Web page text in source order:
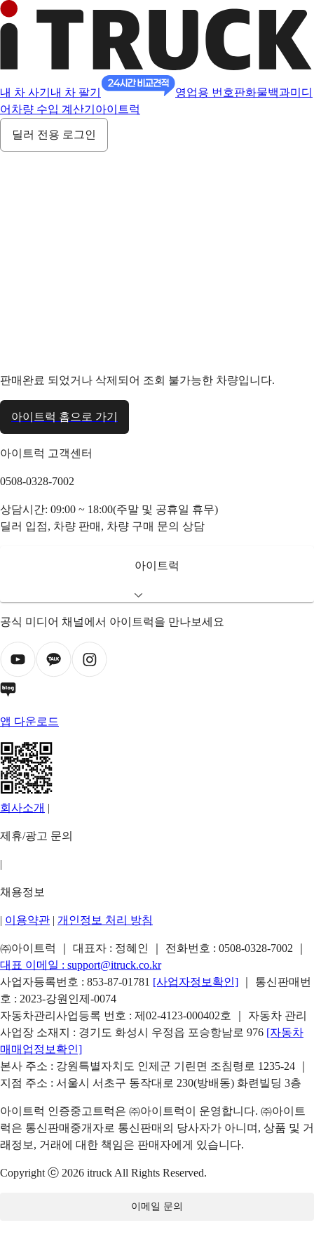
내 차 사기 내 차 팔기 영업용 번호판화물백과미디
어 차량 수입 계산기 아이트럭
딜러 전용 로그인
판매완료 되었거나 삭제되어 조회 불가능한 차량입니다.
아이트럭 홈으로 가기
아이트럭 고객센터
0508-0328-7002
상담시간: 09:00 ~ 18:00(주말 및 공휴일 휴무)
딜러 입점, 차량 판매, 차량 구매 문의 상담
아이트럭
공식 미디어 채널에서 아이트럭을 만나보세요
앱 다운로드
회사소개 |
제휴/광고 문의
|
채용정보
| 이용약관 | 개인정보 처리 방침
㈜아이트럭 ｜ 대표자 : 정혜인 ｜ 전화번호 : 0508-0328-7002
대표 이메일 : support@itruck.co.kr
사업자등록번호 : 853-87-01781 [사업자정보확인]
｜ 통신판매번
호 : 2023-강원인제-0074
자동차관리사업등록 번호 : 제02-4123-000402호 ｜ 자동차 관리
사업장 소재지 : 경기도 화성시 우정읍 포승항남로 976 [자동차
매매업정보확인]
본사 주소 : 강원특별자치도 인제군 기린면 조침령로 1235-24 ｜
지점 주소 : 서울시 서초구 동작대로 230(방배동) 화련빌딩 3층
아이트럭 인증중고트럭은 ㈜아이트럭이 운영합니다. ㈜아이트
럭은 통신판매중개자로 통신판매의 당사자가 아니며, 상품 및 거
래정보, 거래에 대한 책임은 판매자에게 있습니다.
Copyright ⓒ 2026 itruck All Rights Reserved.
이메일 문의